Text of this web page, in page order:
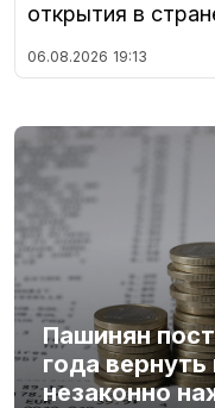
открытия в
06.08.2026 19:13
Пашинян
года
незаконно